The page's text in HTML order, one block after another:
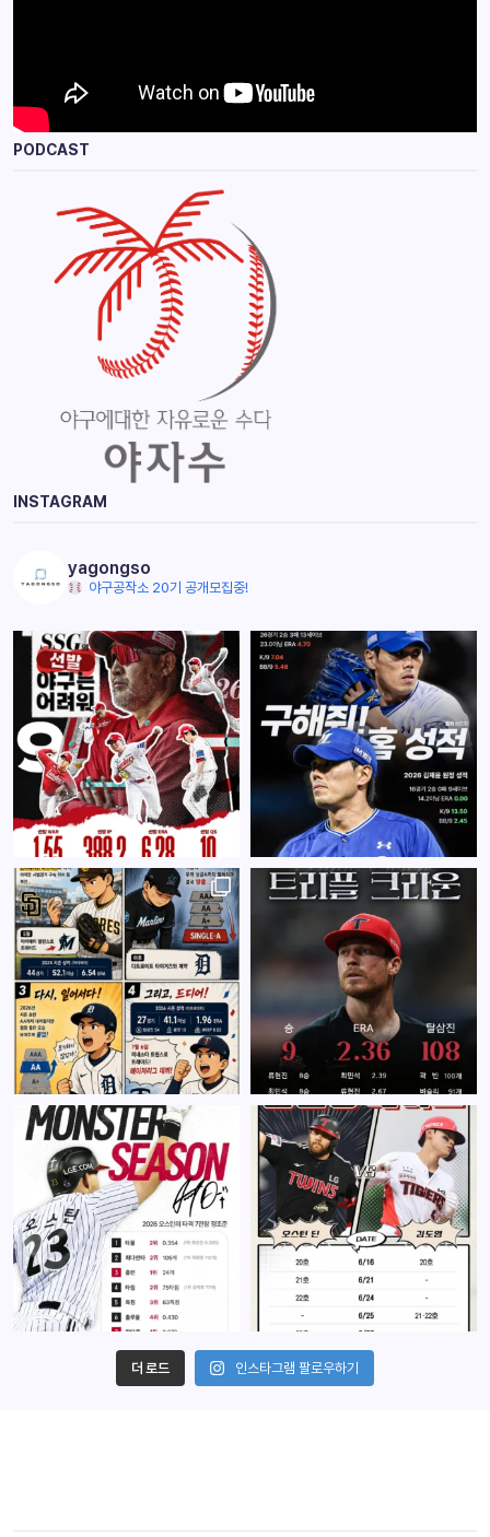
PODCAST
INSTAGRAM
yagongso
야구공작소 20기 공개모집중!
더 로드 인스타그램 팔로우하기